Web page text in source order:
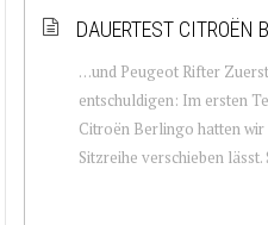
DAUERTEST CITROËN
…und Peugeot Rifter
entschuldigen: Im ersten
Citroën Berlingo hatten wir
Sitzreihe verschieben lässt.